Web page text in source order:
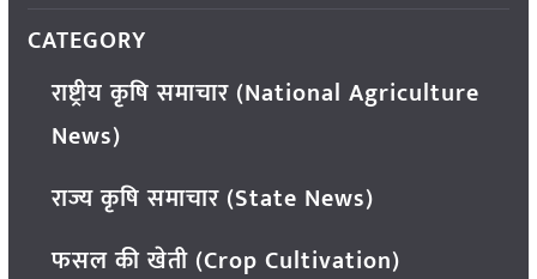
CATEGORY
राष्ट्रीय कृषि समाचार (National Agriculture
News)
राज्य कृषि समाचार (State News)
फसल की खेती (Crop Cultivation)